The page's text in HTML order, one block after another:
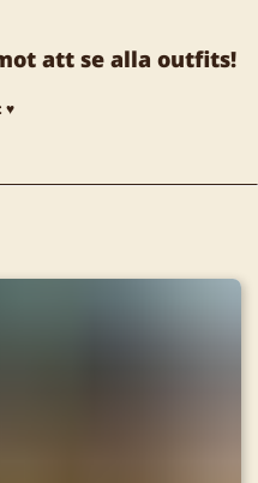
att se alla outfits!
♥